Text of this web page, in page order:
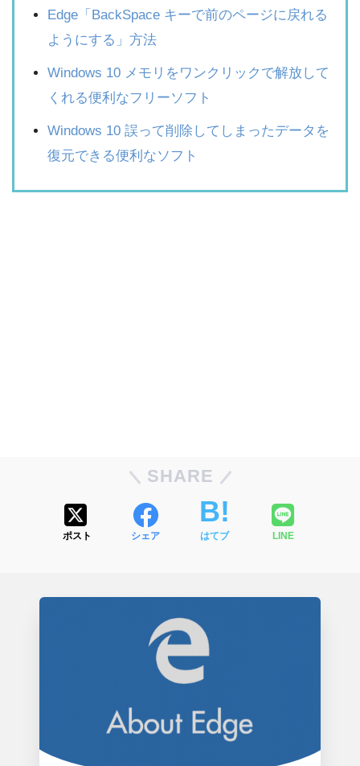
Edge「BackSpace キーで前のページに戻れる
ようにする」方法
Windows 10 メモリをワンクリックで解放して
くれる便利なフリーソフト
Windows 10 誤って削除してしまったデータを
復元できる便利なソフト
SHARE
ポスト シェア はてブ LINE